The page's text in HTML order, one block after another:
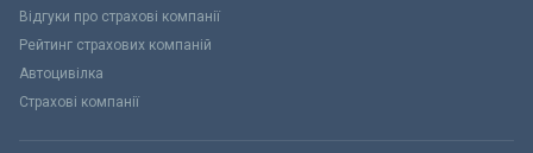
Відгуки про страхові компанії
Рейтинг страхових компаній
Автоцивілка
Страхові компанії